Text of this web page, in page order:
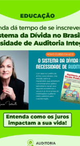
sobre o valor
de-
).
do fluxo da
a um desvio do
antes desses
como ocorre
consignado
turbinado-de-